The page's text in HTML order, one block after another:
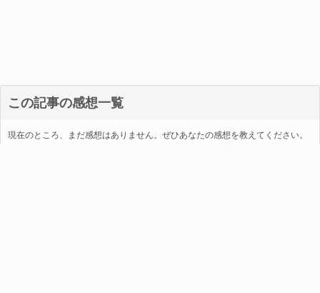
この記事の感想一覧
現在のところ、まだ感想はありません。ぜひあなたの感想を教えてください。